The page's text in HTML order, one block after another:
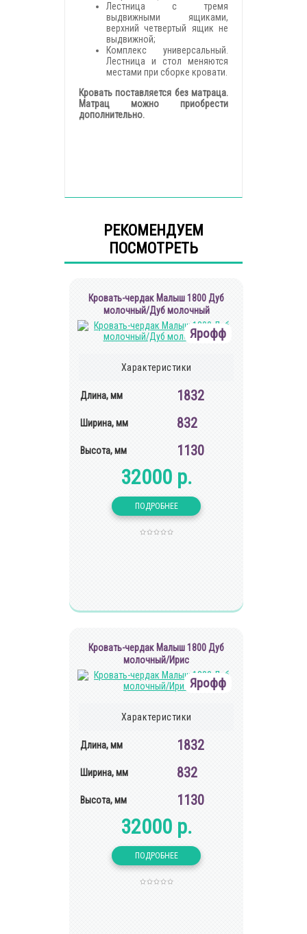
Лестница с тремя
выдвижными ящиками,
верхний четвертый ящик не
выдвижной;
Комплекс универсальный.
Лестница и стол меняются
местами при сборке кровати.
Кровать поставляется без матраца.
Матрац можно приобрести
дополнительно.
РЕКОМЕНДУЕМ
ПОСМОТРЕТЬ
Кровать-чердак Малыш 1800 Дуб
молочный/Дуб молочный
Ярофф
Характеристики
Длина, мм 1832
Ширина, мм 832
Высота, мм 1130
32000 р.
Кровать-чердак Малыш 1800 Дуб
молочный/Ирис
Ярофф
Характеристики
Длина, мм 1832
Ширина, мм 832
Высота, мм 1130
32000 р.